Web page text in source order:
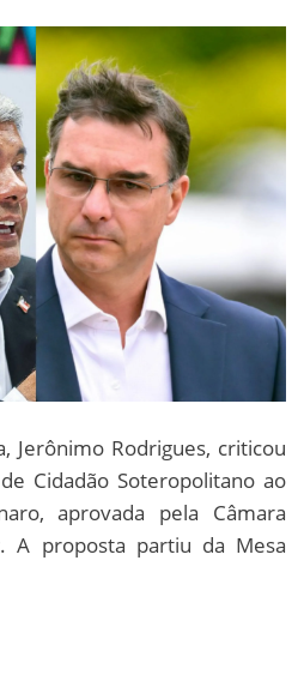
Jerônimo Rodrigues, criticou
Cidadão Soteropolitano ao
aprovada pela Câmara
A proposta partiu da Mesa